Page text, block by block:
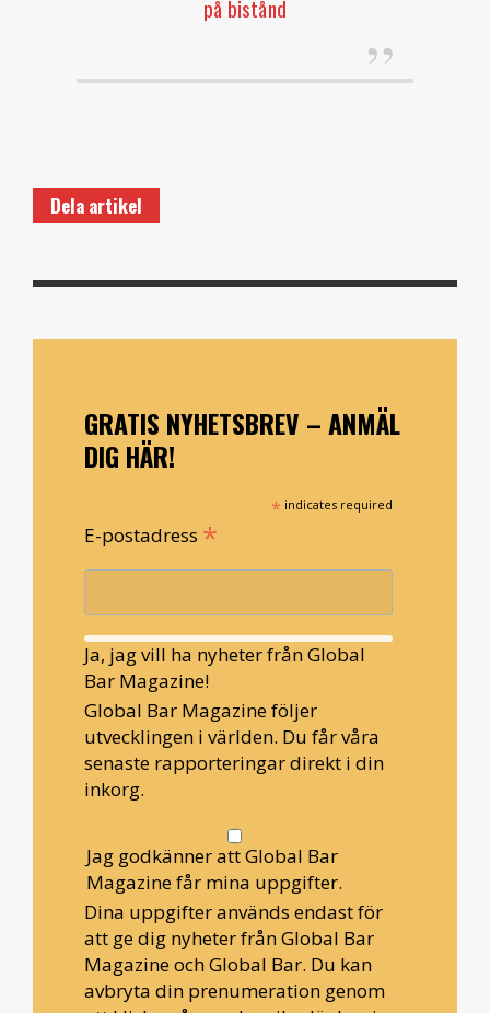
på bistånd
Dela artikel
GRATIS NYHETSBREV – ANMÄL
DIG HÄR!
* indicates required
E-postadress *
Ja, jag vill ha nyheter från Global
Bar Magazine!
Global Bar Magazine följer
utvecklingen i världen. Du får våra
senaste rapporteringar direkt i din
inkorg.
Jag godkänner att Global Bar
Magazine får mina uppgifter.
Dina uppgifter används endast för
att ge dig nyheter från Global Bar
Magazine och Global Bar. Du kan
avbryta din prenumeration genom